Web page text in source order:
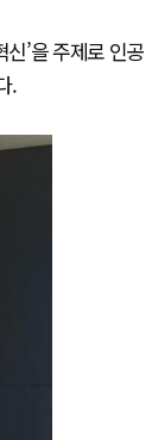
’을 주제로 인공
.